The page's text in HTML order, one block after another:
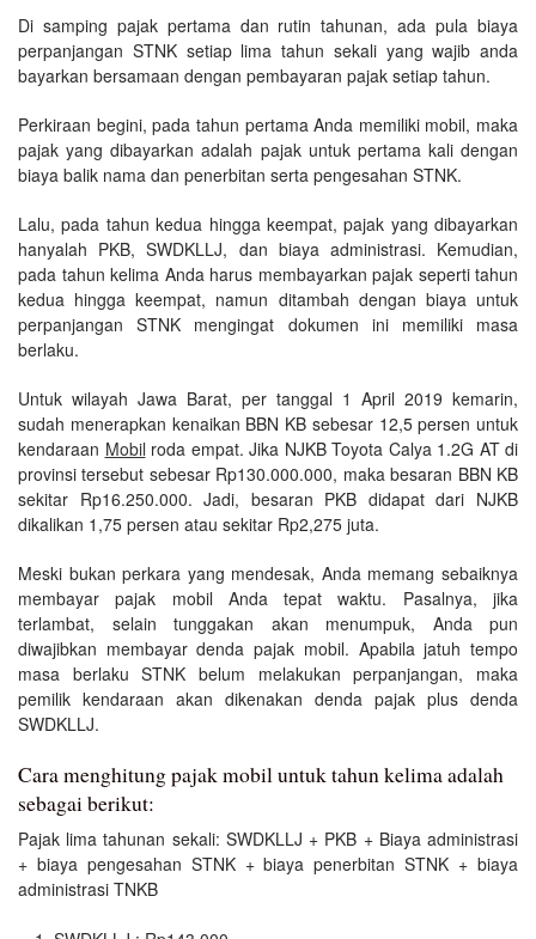
Di samping pajak pertama dan rutin tahunan, ada pula biaya
perpanjangan STNK setiap lima tahun sekali yang wajib anda
bayarkan bersamaan dengan pembayaran pajak setiap tahun.
Perkiraan begini, pada tahun pertama Anda memiliki mobil, maka
pajak yang dibayarkan adalah pajak untuk pertama kali dengan
biaya balik nama dan penerbitan serta pengesahan STNK.
Lalu, pada tahun kedua hingga keempat, pajak yang dibayarkan
hanyalah PKB, SWDKLLJ, dan biaya administrasi. Kemudian,
pada tahun kelima Anda harus membayarkan pajak seperti tahun
kedua hingga keempat, namun ditambah dengan biaya untuk
perpanjangan STNK mengingat dokumen ini memiliki masa
berlaku.
Untuk wilayah Jawa Barat, per tanggal 1 April 2019 kemarin,
sudah menerapkan kenaikan BBN KB sebesar 12,5 persen untuk
kendaraan Mobil roda empat. Jika NJKB Toyota Calya 1.2G AT di
provinsi tersebut sebesar Rp130.000.000, maka besaran BBN KB
sekitar Rp16.250.000. Jadi, besaran PKB didapat dari NJKB
dikalikan 1,75 persen atau sekitar Rp2,275 juta.
Meski bukan perkara yang mendesak, Anda memang sebaiknya
membayar pajak mobil Anda tepat waktu. Pasalnya, jika
terlambat, selain tunggakan akan menumpuk, Anda pun
diwajibkan membayar denda pajak mobil. Apabila jatuh tempo
masa berlaku STNK belum melakukan perpanjangan, maka
pemilik kendaraan akan dikenakan denda pajak plus denda
SWDKLLJ.
Cara menghitung pajak mobil untuk tahun kelima adalah
sebagai berikut:
Pajak lima tahunan sekali: SWDKLLJ + PKB + Biaya administrasi
+ biaya pengesahan STNK + biaya penerbitan STNK + biaya
administrasi TNKB